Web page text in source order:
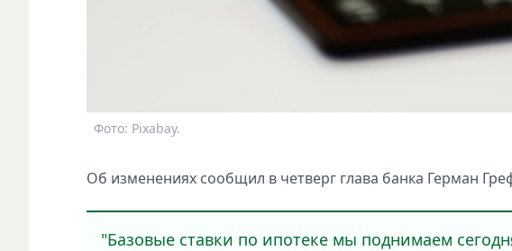
Фото: Pixabay.
Об изменениях сообщил в четверг глава банка Герман
"Базовые ставки по ипотеке мы поднимаем